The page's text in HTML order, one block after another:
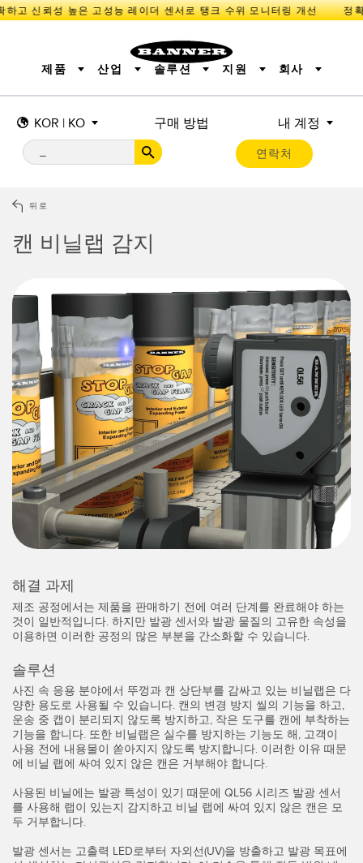
고 신뢰성 높은 고성능 레이더 센서로 탱크 수위 모니터링 개선
KOR | KO 구매 방법 내 계정
연락처
제품
센서 측정 솔루션
조명 및 표시기
기계 안전
산업용 무선
MONITORING SOLUTIONS
신제품 SNAP SIGNAL
센서
광전 센서
레이저 거리 측정
측정 어레이
3D 비행 시간(ToF)
레이더 센서
초음파 센서
광섬유 증폭기
슬롯, 라벨, 영역 감지 센서
등록 상표, 색상, 발광 센서
온도 및 진동 센서
Condition Monitoring Sensors
Wireless Condition Monitoring Sensors
Vibration Sensors
ACCESSORIES
산업 솔루션
IIOT 및 스마트 팩토리
스마트 센서
장비 보호
PICK-TO-LIGHT
PREDICTIVE MAINTENANCE
Overall Equipment Effectiveness (OEE)
기계 모니터링/전체 장비 효율성
공장 커뮤니케이션
부품, 정비 또는 팔레트 픽업 요청
선행 에지 감지
원격 모니터링
예측 및 예방적 유지보수용 상태 모니터링
예측 유지보수
탱크 수위 모니터링
관련 링크
세척
IO-Link
지원 회사
뒤로
캔 비닐랩 감지
해결 과제
제조 공정에서는 제품을 판매하기 전에 여러 단계를 완료해야 하는
것이 일반적입니다. 하지만 발광 센서와 발광 물질의 고유한 속성을
이용하면 이러한 공정의 많은 부분을 간소화할 수 있습니다.
솔루션
사진 속 응용 분야에서 뚜껑과 캔 상단부를 감싸고 있는 비닐랩은 다
양한 용도로 사용될 수 있습니다. 캔의 변경 방지 씰의 기능을 하고,
운송 중 캡이 분리되지 않도록 방지하고, 작은 도구를 캔에 부착하는
기능을 합니다. 또한 비닐랩은 실수를 방지하는 기능도 해, 고객이
사용 전에 내용물이 쏟아지지 않도록 방지합니다. 이러한 이유 때문
에 비닐 랩에 싸여 있지 않은 캔은 거부해야 합니다.
사용된 비닐에는 발광 특성이 있기 때문에 QL56 시리즈 발광 센서
를 사용해 랩이 있는지 감지하고 비닐 랩에 싸여 있지 않은 캔은 모
두 거부합니다.
발광 센서는 고출력 LED로부터 자외선(UV)을 방출하고 발광 목표에